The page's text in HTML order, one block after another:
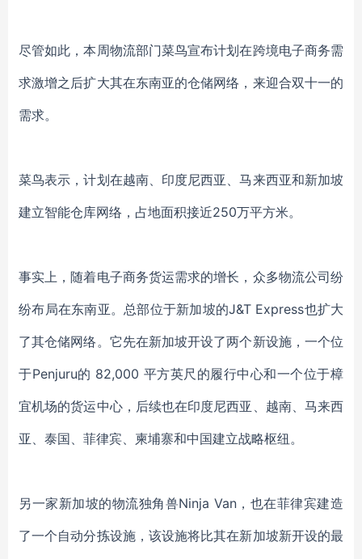
尽管如此，本周物流部门菜鸟宣布计划在跨境电子商务需
求激增之后扩大其在东南亚的仓储网络，来迎合双十一的
需求。
菜鸟表示，计划在越南、印度尼西亚、马来西亚和新加坡
建立智能仓库网络，占地面积接近250万平方米。
事实上，随着电子商务货运需求的增长，众多物流公司纷
纷布局在东南亚。总部位于新加坡的J&T Express也扩大
了其仓储网络。它先在新加坡开设了两个新设施，一个位
于Penjuru的 82,000 平方英尺的履行中心和一个位于樟
宜机场的货运中心，后续也在印度尼西亚、越南、马来西
亚、泰国、菲律宾、柬埔寨和中国建立战略枢纽。
另一家新加坡的物流独角兽Ninja Van，也在菲律宾建造
了一个自动分拣设施，该设施将比其在新加坡新开设的最